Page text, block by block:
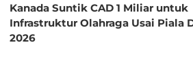
Kanada Suntik CAD 1 Miliar untuk
Infrastruktur Olahraga Usai Piala
2026